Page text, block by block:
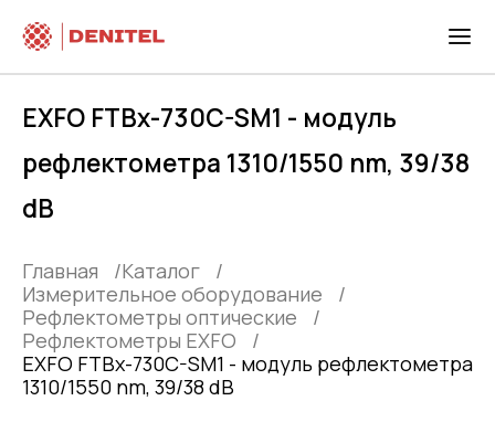
EXFO FTBx-730C-SM1 - модуль
рефлектометра 1310/1550 nm, 39/38
dB
Главная
Каталог
Измерительное оборудование
Рефлектометры оптические
Рефлектометры EXFO
EXFO FTBx-730C-SM1 - модуль рефлектометра
1310/1550 nm, 39/38 dB